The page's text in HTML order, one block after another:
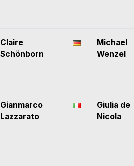
Claire
Schönborn
Michael
Wenzel
Gianmarco
Lazzarato
Giulia de
Nicola